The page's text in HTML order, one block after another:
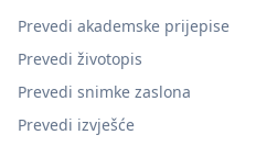
Prevedi akademske prijepise
Prevedi životopis
Prevedi snimke zaslona
Prevedi izvješće